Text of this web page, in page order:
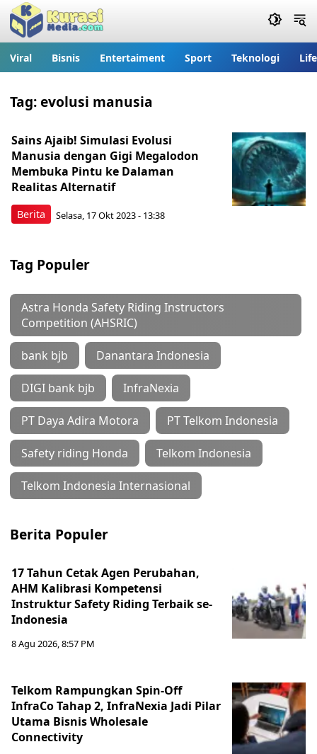
Viral Bisnis Entertaiment Sport Teknologi
Tag:evolusi manusia
Berita
Sains Ajaib! Simulasi Evolusi
Manusia dengan Gigi Megalodon
Membuka Pintu ke Dalaman
Realitas Alternatif
Selasa, 17 Okt 2023 - 13:38
Tag Populer
Astra Honda Safety Riding Instructors
Competition (AHSRIC)
bank bjb Danantara Indonesia
DIGI bank bjb InfraNexia
PT Daya Adira Motora PT Telkom Indonesia
Safety riding Honda Telkom Indonesia
Telkom Indonesia Internasional
Berita Populer
17 Tahun Cetak Agen Perubahan,
AHM Kalibrasi Kompetensi
Instruktur Safety Riding Terbaik se-
Indonesia
8 Agu 2026, 8:57 PM
Telkom Rampungkan Spin-Off
InfraCo Tahap 2, InfraNexia Jadi Pilar
Utama Bisnis Wholesale
Connectivity